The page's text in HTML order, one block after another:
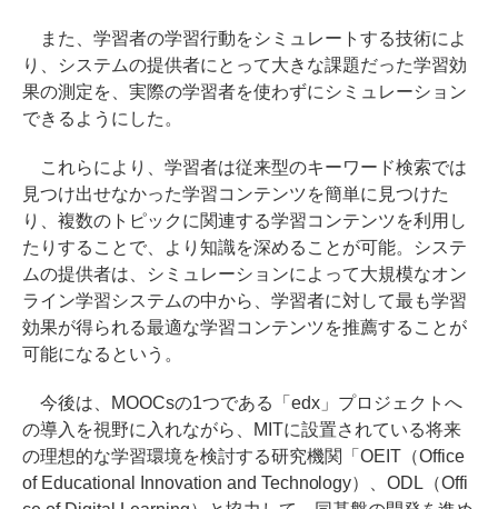
また、学習者の学習行動をシミュレートする技術によ
り、システムの提供者にとって大きな課題だった学習効
果の測定を、実際の学習者を使わずにシミュレーション
できるようにした。
これらにより、学習者は従来型のキーワード検索では
見つけ出せなかった学習コンテンツを簡単に見つけた
り、複数のトピックに関連する学習コンテンツを利用し
たりすることで、より知識を深めることが可能。システ
ムの提供者は、シミュレーションによって大規模なオン
ライン学習システムの中から、学習者に対して最も学習
効果が得られる最適な学習コンテンツを推薦することが
可能になるという。
今後は、MOOCsの1つである「edx」プロジェクトへ
の導入を視野に入れながら、MITに設置されている将来
の理想的な学習環境を検討する研究機関「OEIT（Office
of Educational Innovation and Technology）、ODL（Offi